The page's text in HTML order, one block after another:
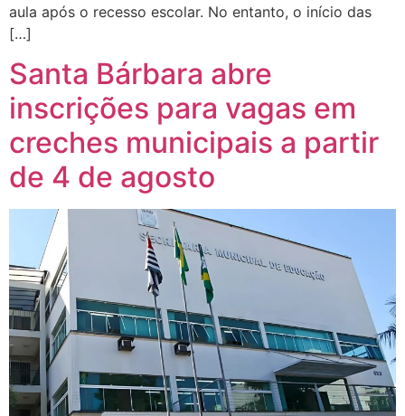
aula após o recesso escolar. No entanto, o início das
[…]
Santa Bárbara abre
inscrições para vagas em
creches municipais a partir
de 4 de agosto